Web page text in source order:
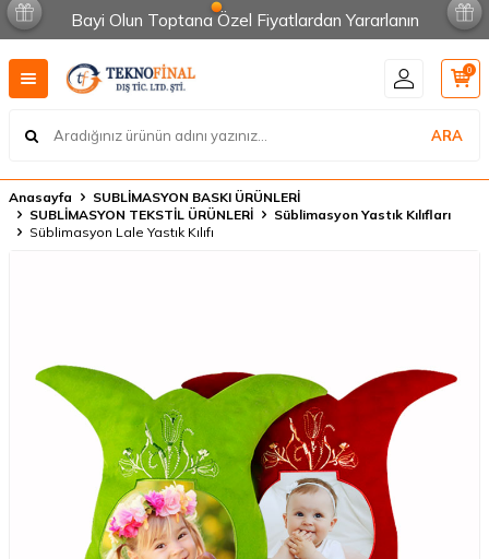
Bayi Olun Toptana Özel Fiyatlardan Yararlanın
ARA
0
Anasayfa
SUBLİMASYON BASKI ÜRÜNLERİ
SUBLİMASYON TEKSTİL ÜRÜNLERİ
Süblimasyon Yastık Kılıfları
Süblimasyon Lale Yastık Kılıfı